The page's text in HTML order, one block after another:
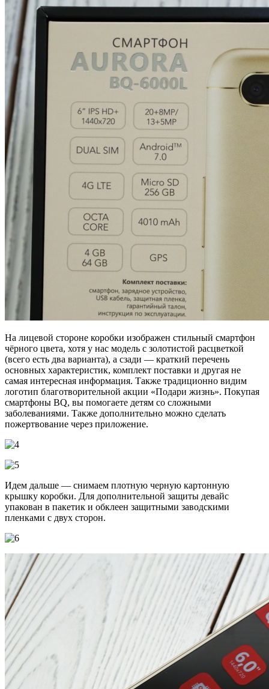
На лицевой стороне коробки изображен стильный смартфон
чёрного цвета, хотя у нас модель с золотистой расцветкой
(всего есть два варианта), а сзади — краткий перечень
основных характеристик, комплект поставки и другая не
самая интересная информация. Также традиционно видим
логотип благотворительной акции «Подари жизнь». Покупая
смартфоны BQ, вы помогаете детям со сложными
заболеваниями. Также дополнительно можно сделать
пожертвование через приложение.
Идем дальше — снимаем плотную черную картонную
крышку коробки. Для дополнительной защиты девайс
упакован в пакетик и обклеен защитными заводскими
пленками с двух сторон.